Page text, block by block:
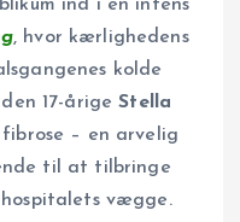
ind i en intens
, hvor kærlighedens
kolde
17-årigeStella
– en arvelig
til at tilbringe
vægge.